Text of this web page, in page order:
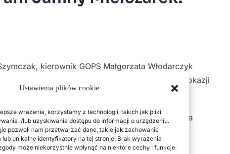
Ustawienia plików cookie
wrażenia, korzystamy z technologii, takich jak pliki
i/lub uzyskiwania dostępu do informacji o urządzeniu.
pozwoli nam przetwarzać dane, takie jak zachowanie
lub unikalne identyfikatory na tej stronie. Brak wyrażenia
może niekorzystnie wpłynąć na niektóre cechy i funkcje.
kierownik GOPS Małgorzata Włodarczyk
Pani Janinie Mielczarek z Nowej Woli z okazji
mieszka w naszej gminie. Jest mamą czworga
z zamiłowaniem śpiewa